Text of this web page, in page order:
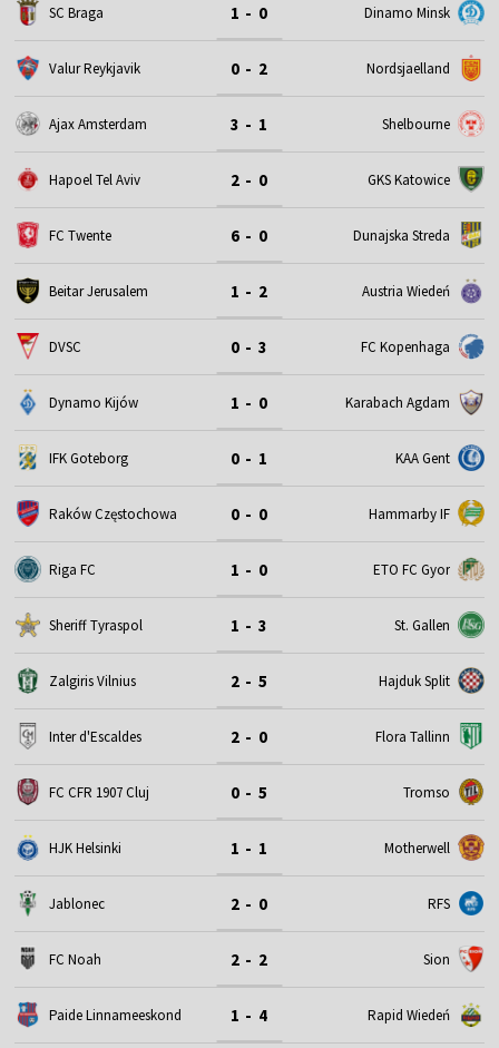
SC Braga 1 - 0 Dinamo Minsk
Valur Reykjavik 0 - 2 Nordsjaelland
Ajax Amsterdam 3 - 1 Shelbourne
Hapoel Tel Aviv 2 - 0 GKS Katowice
FC Twente 6 - 0 Dunajska Streda
Beitar Jerusalem 1 - 2 Austria Wiedeń
DVSC 0 - 3 FC Kopenhaga
Dynamo Kijów 1 - 0 Karabach Agdam
IFK Goteborg 0 - 1 KAA Gent
Raków Częstochowa 0 - 0 Hammarby IF
Riga FC 1 - 0 ETO FC Gyor
Sheriff Tyraspol 1 - 3 St. Gallen
Zalgiris Vilnius 2 - 5 Hajduk Split
Inter d'Escaldes 2 - 0 Flora Tallinn
FC CFR 1907 Cluj 0 - 5 Tromso
HJK Helsinki 1 - 1 Motherwell
Jablonec 2 - 0 RFS
FC Noah 2 - 2 Sion
Paide Linnameeskond 1 - 4 Rapid Wiedeń